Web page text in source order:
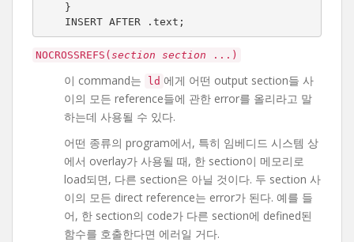
}
INSERT AFTER .text;
NOCROSSREFS( section section ...)
이 command는 ld 에게 어떤 output section들 사
이의 모든 reference들에 관한 error를 올리라고 말
하는데 사용될 수 있다.
어떤 종류의 program에서, 특히 임베디드 시스템 상
에서 overlay가 사용될 때, 한 section이 메모리로
load되면, 다른 section은 아닐 것이다. 두 section 사
이의 모든 direct reference는 error가 된다. 예를 들
어, 한 section의 code가 다른 section에 defined된
함수를 호출한다면 에러일 거다.